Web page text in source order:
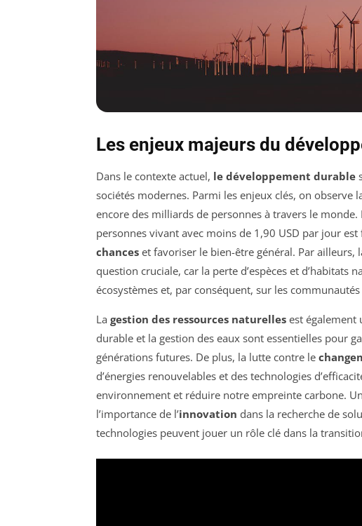
Les enjeux majeurs du
Dans le contexte actuel, le développement durable
sociétés modernes. Parmi les enjeux clés, on observe
encore des milliards de personnes à travers le
personnes vivant avec moins de 1,90 USD par jour
chances et favoriser le bien-être général. Par ailleurs,
question cruciale, car la perte d’espèces et d’habitats
écosystèmes et, par conséquent, sur les
La gestion des ressources naturelles est également
durable et la gestion des eaux sont essentielles pour
générations futures. De plus, la lutte contre le
d’énergies renouvelables et des technologies
environnement et réduire notre empreinte carbone.
l’importance de l’innovation dans la recherche de
technologies peuvent jouer un rôle clé dans la